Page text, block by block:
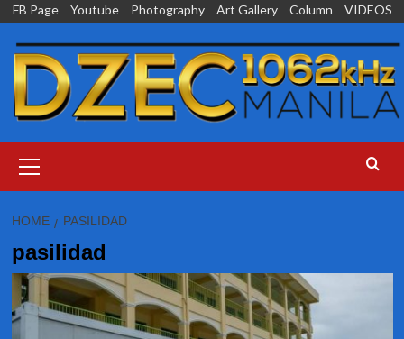
Skip
content
FB Page Youtube Photography Art Gallery Column VIDEOS
Menu
HOME PASILIDAD
pasilidad